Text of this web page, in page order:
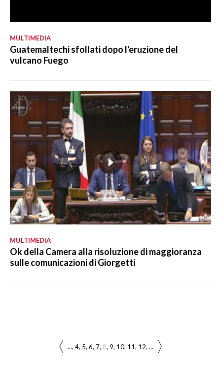
MULTIMEDIA
Guatemaltechi sfollati dopo l'eruzione del
vulcano Fuego
MULTIMEDIA
Ok della Camera alla risoluzione di maggioranza
sulle comunicazioni di Giorgetti
... 4 5 6 7 8 9 10 11 12 ...